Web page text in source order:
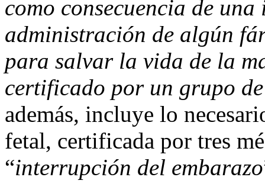
como consecuencia de
administración de algún
para salvar la vida de la
certificado por un grupo
además, incluye lo
fetal, certificada por tres
“interrupción del embarazo